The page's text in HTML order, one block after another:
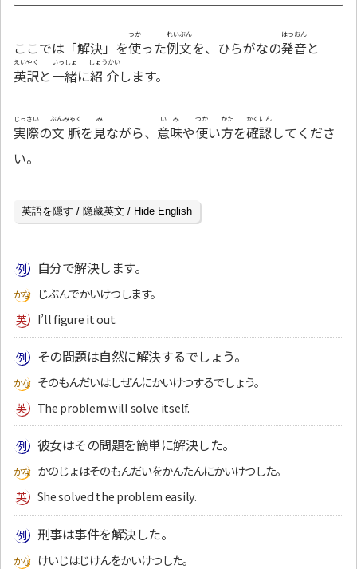
ここでは「解決」を使
つか
った例文
れいぶん
を、ひらがなの発音
はつおん
と
英訳
えいやく
と一緒
いっしょ
に紹介
しょうかい
します。
実際
じっさい
の文脈
ぶんみゃく
を見
み
ながら、 意味
いみ
や使
つか
い方
かた
を確認
かくにん
してくださ
い。
英語を隠す / 隐藏英文 / Hide English
自分で解決します。
じぶんでかいけつします。
I’ll figure it out.
その問題は自然に解決するでしょう。
そのもんだいはしぜんにかいけつするでしょう。
The problem will solve itself.
彼女はその問題を簡単に解決した。
かのじょはそのもんだいをかんたんにかいけつした。
She solved the problem easily.
刑事は事件を解決した。
けいじはじけんをかいけつした。